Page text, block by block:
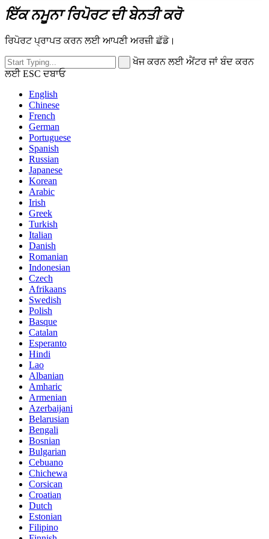
ਇੱਕ ਨਮੂਨਾ ਰਿਪੋਰਟ ਦੀ ਬੇਨਤੀ ਕਰੋ
ਰਿਪੋਰਟ ਪ੍ਰਾਪਤ ਕਰਨ ਲਈ ਆਪਣੀ ਅਰਜ਼ੀ ਛੱਡੋ।
ਖੋਜ ਕਰਨ ਲਈ ਐਂਟਰ ਜਾਂ ਬੰਦ ਕਰਨ
ਲਈ ESC ਦਬਾਓ
English
Chinese
French
German
Portuguese
Spanish
Russian
Japanese
Korean
Arabic
Irish
Greek
Turkish
Italian
Danish
Romanian
Indonesian
Czech
Afrikaans
Swedish
Polish
Basque
Catalan
Esperanto
Hindi
Lao
Albanian
Amharic
Armenian
Azerbaijani
Belarusian
Bengali
Bosnian
Bulgarian
Cebuano
Chichewa
Corsican
Croatian
Dutch
Estonian
Filipino